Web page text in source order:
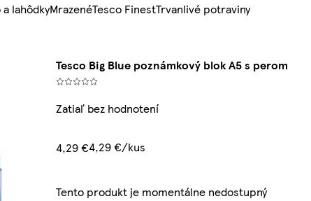
a lahôdkyMrazenéTesco FinestTrvanlivé potraviny
Tesco Big Blue poznámkový blok A5 s perom
Zatiaľ bez hodnotení
4,29 €4,29 €/kus
Tento produkt je momentálne nedostupný